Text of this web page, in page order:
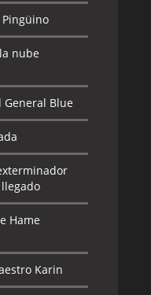
Pingüino
nube
Blue
Hame
Karin